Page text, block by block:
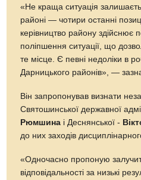
«Не краща ситуація
районі — чотири останні
керівництво району здійснює
поліпшення ситуації, що
те місце. Є певні недоліки в
Дарницького районів», —
Він запропонував визнати
Святошинської державної
Рюмшина і Деснянської -
до них заходів
«Одночасно пропоную
відповідальності за низькі